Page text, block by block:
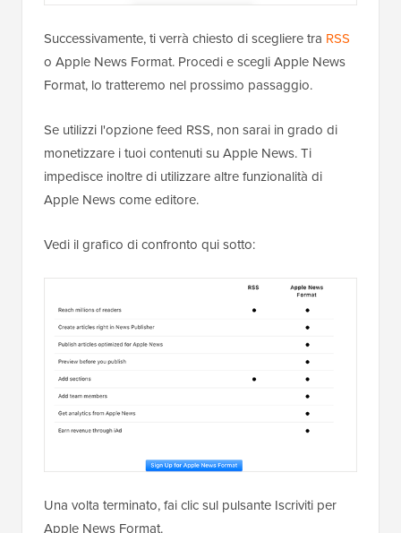
Successivamente, ti verrà chiesto di scegliere tra RSS
o Apple News Format. Procedi e scegli Apple News
Format, lo tratteremo nel prossimo passaggio.
Se utilizzi l'opzione feed RSS, non sarai in grado di
monetizzare i tuoi contenuti su Apple News. Ti
impedisce inoltre di utilizzare altre funzionalità di
Apple News come editore.
Vedi il grafico di confronto qui sotto:
Una volta terminato, fai clic sul pulsante Iscriviti per
Apple News Format.